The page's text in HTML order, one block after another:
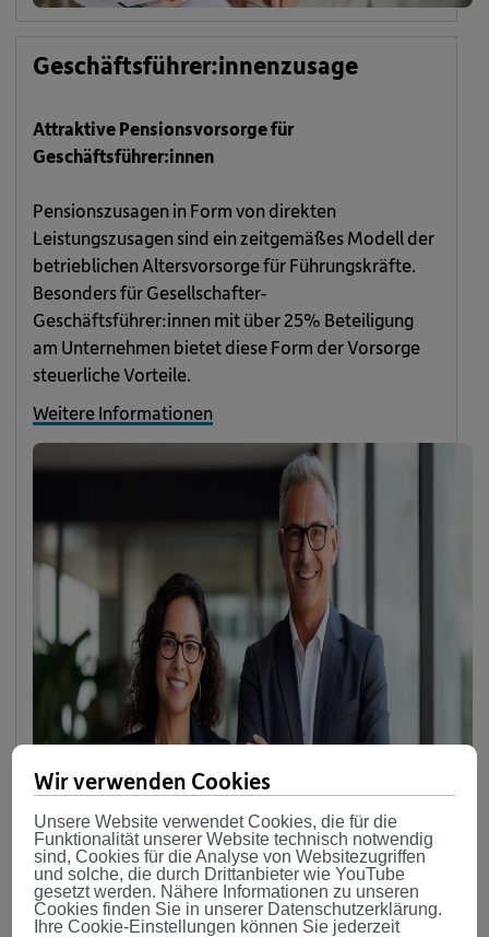
Geschäftsführer:innenzusage
Attraktive Pensionsvorsorge für
Geschäftsführer:innen
Pensionszusagen in Form von direkten
Leistungszusagen sind ein zeitgemäßes Modell der
betrieblichen Altersvorsorge für Führungskräfte.
Besonders für Gesellschafter-
Geschäftsführer:innen mit über 25% Beteiligung
am Unternehmen bietet diese Form der Vorsorge
steuerliche Vorteile.
Weitere Informationen
Wir verwenden Cookies
Unsere Website verwendet Cookies, die für die
Funktionalität unserer Website technisch notwendig
sind, Cookies für die Analyse von Websitezugriffen
und solche, die durch Drittanbieter wie YouTube
gesetzt werden. Nähere Informationen zu unseren
Cookies finden Sie in unserer Datenschutzerklärung.
Ihre Cookie-Einstellungen können Sie jederzeit